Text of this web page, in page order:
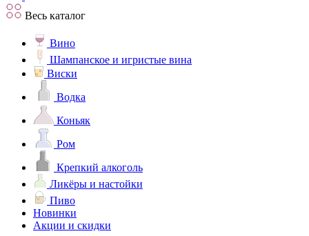
Весь каталог
Вино
Шампанское и игристые вина
Виски
Водка
Коньяк
Ром
Крепкий алкоголь
Ликёры и настойки
Пиво
Новинки
Акции и скидки